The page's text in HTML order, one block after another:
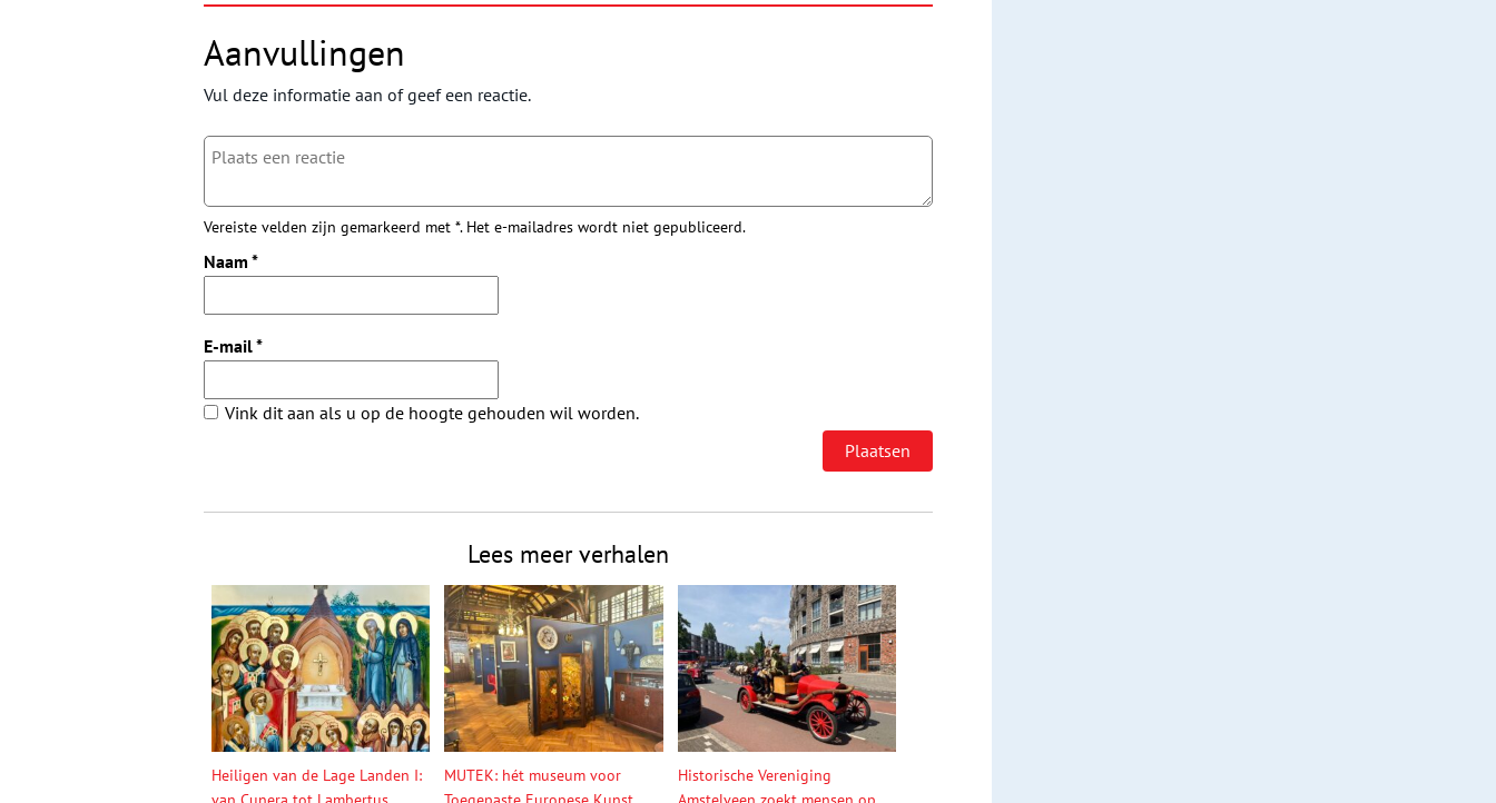
Aanvullingen
Vul deze informatie aan of geef een reactie.
Vereiste velden zijn gemarkeerd met *. Het e-mailadres wordt niet gepubliceerd.
Naam *
E-mail*
Vink dit aan als u op de hoogte gehouden wil worden.
Lees meer verhalen
Heiligen van de Lage Landen I:
MUTEK: hét museum voor
Historische Vereniging